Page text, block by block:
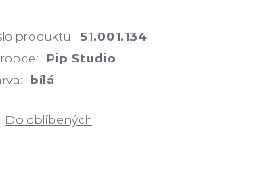
produktu: 51.001.134
Pip Studio
bílá
Do oblíbených